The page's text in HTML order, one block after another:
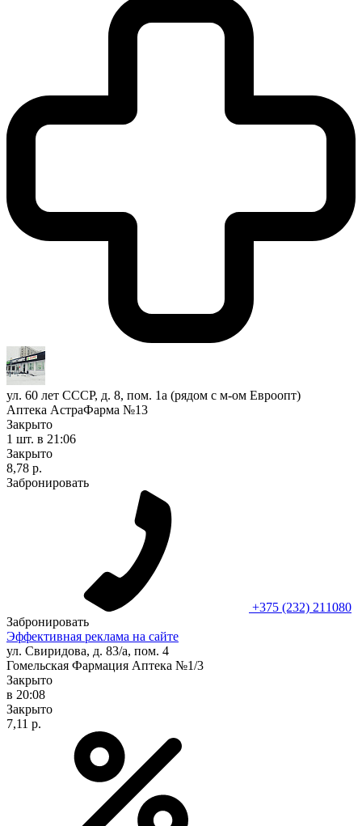
ул. 60 лет СССР, д. 8, пом. 1а (рядом с м-ом Евроопт)
Аптека АстраФарма №13
Закрыто
1 шт. в 21:06
Закрыто
8,78 р.
Забронировать
+375 (232) 211080
Забронировать
Эффективная реклама на сайте
ул. Свиридова, д. 83/а, пом. 4
Гомельская Фармация Аптека №1/3
Закрыто
в 20:08
Закрыто
7,11 р.